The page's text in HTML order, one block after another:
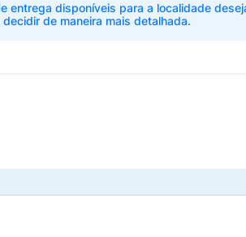
entrega disponíveis para a localidade
de maneira mais detalhada.